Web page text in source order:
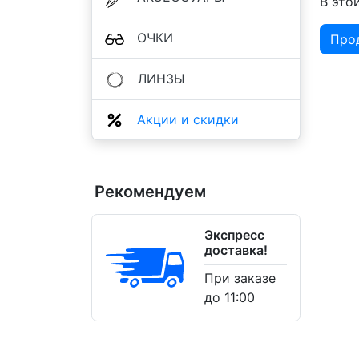
ОЧКИ
ЛИНЗЫ
Акции и скидки
Рекомендуем
Экспресс
доставка!
При заказе
до 11:00